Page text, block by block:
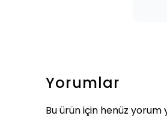
Yorumlar
Bu ürün için henüz yorum